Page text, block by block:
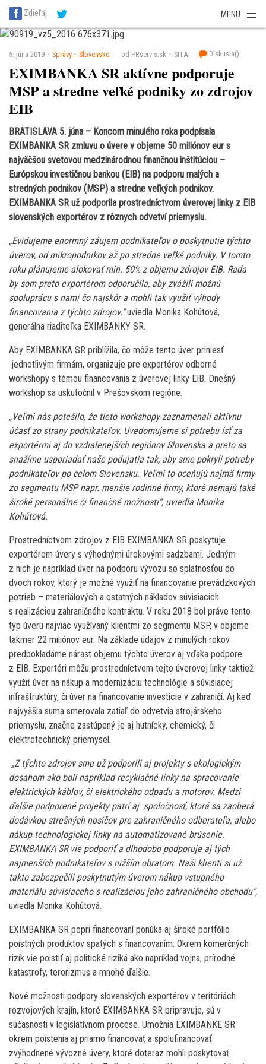
SITA Energetika
SITA Potravinárstvo
Zdieľaj MENU
5. júna 2019 Správy Slovensko od PRservis.sk SITA Diskusia()
EXIMBANKA SR aktívne podporuje
MSP a stredne veľké podniky zo zdrojov
EIB
BRATISLAVA 5. júna – Koncom minulého roka podpísala
EXIMBANKA SR zmluvu o úvere v objeme 50 miliónov eur s
najväčšou svetovou medzinárodnou finančnou inštitúciou –
Európskou investičnou bankou (EIB) na podporu malých a
stredných podnikov (MSP) a stredne veľkých podnikov.
EXIMBANKA SR už podporila prostredníctvom úverovej linky z EIB
slovenských exportérov z rôznych odvetví priemyslu.
„Evidujeme enormný záujem podnikateľov o poskytnutie týchto
úverov, od mikropodnikov až po stredne veľké podniky. V tomto
roku plánujeme alokovať min. 50% z objemu zdrojov EIB. Rada
by som preto exportérom odporučila, aby zvážili možnú
spoluprácu s nami čo najskôr a mohli tak využiť výhody
financovania z týchto zdrojov.“uviedla Monika Kohútová,
generálna riaditeľka EXIMBANKY SR.
Aby EXIMBANKA SR priblížila, čo môže tento úver priniesť
jednotlivým firmám, organizuje pre exportérov odborné
workshopy s témou financovania z úverovej linky EIB. Dnešný
workshop sa uskutočnil v Prešovskom regióne.
„Veľmi nás potešilo, že tieto workshopy zaznamenali aktívnu
účasť zo strany podnikateľov. Uvedomujeme si potrebu ísť za
exportérmi aj do vzdialenejších regiónov Slovenska a preto sa
snažíme usporiadať naše podujatia tak, aby sme pokryli potreby
podnikateľov po celom Slovensku. Veľmi to oceňujú najmä firmy
zo segmentu MSP napr. menšie rodinné firmy, ktoré nemajú také
široké personálne či finančné možnosti“, uviedla Monika
Kohútová.
Prostredníctvom zdrojov z EIB EXIMBANKA SR poskytuje
exportérom úvery s výhodnými úrokovými sadzbami. Jedným
z nich je napríklad úver na podporu vývozu so splatnosťou do
dvoch rokov, ktorý je možné využiť na financovanie prevádzkových
potrieb – materiálových a ostatných nákladov súvisiacich
s realizáciou zahraničného kontraktu. V roku 2018 bol práve tento
typ úveru najviac využívaný klientmi zo segmentu MSP, v objeme
takmer 22 miliónov eur. Na základe údajov z minulých rokov
predpokladáme nárast objemu týchto úverov aj vďaka podpore
z EIB. Exportéri môžu prostredníctvom tejto úverovej linky taktiež
využiť úver na nákup a modernizáciu technológie a súvisiacej
infraštruktúry, či úver na financovanie investície v zahraničí. Aj keď
najvyššia suma smerovala zatiaľ do odvetvia strojárskeho
priemyslu, značne zastúpený je aj hutnícky, chemický, či
elektrotechnický priemysel.
„Z týchto zdrojov sme už podporili aj projekty s ekologickým
dosahom ako boli napríklad recyklačné linky na spracovanie
elektrických káblov, či elektrického odpadu a motorov. Medzi
ďalšie podporené projekty patrí aj spoločnosť, ktorá sa zaoberá
dodávkou strešných nosičov pre zahraničného odberateľa, alebo
nákup technologickej linky na automatizované brúsenie.
EXIMBANKA SR vie podporiť a dlhodobo podporuje aj tých
najmenších podnikateľov s nižším obratom. Naši klienti si už
takto zabezpečili poskytnutým úverom nákup vstupného
materiálu súvisiaceho s realizáciou jeho zahraničného obchodu“,
uviedla Monika Kohútová.
EXIMBANKA SR popri financovaní ponúka aj široké portfólio
poistných produktov spätých s financovaním. Okrem komerčných
rizík vie poistiť aj politické riziká ako napríklad vojna, prírodné
katastrofy, terorizmus a mnohé ďalšie.
Nové možnosti podpory slovenských exportérov v teritóriách
rozvojových krajín, ktoré EXIMBANKA SR pripravuje, sú v
súčasnosti v legislatívnom procese. Umožnia EXIMBANKE SR
okrem poistenia aj priamo financovať a spolufinancovať
zvýhodnené vývozné úvery, ktoré doteraz mohli poskytovať